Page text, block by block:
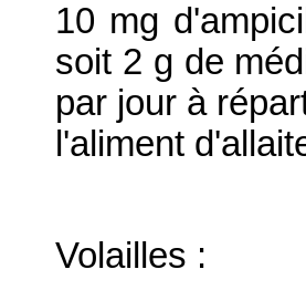
10 mg
soit 2 g de
par jour à
l'aliment
Volailles :